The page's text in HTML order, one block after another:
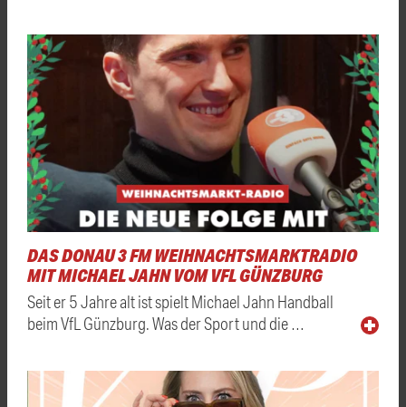
DAS DONAU 3 FM WEIHNACHTSMARKTRADIO
MIT MICHAEL JAHN VOM VFL GÜNZBURG
Seit er 5 Jahre alt ist spielt Michael Jahn Handball
beim VfL Günzburg. Was der Sport und die …